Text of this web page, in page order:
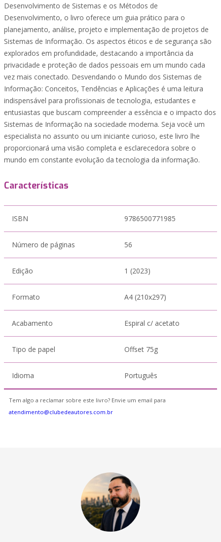
Desenvolvimento de Sistemas e os Métodos de
Desenvolvimento, o livro oferece um guia prático para o
planejamento, análise, projeto e implementação de projetos de
Sistemas de Informação. Os aspectos éticos e de segurança são
explorados em profundidade, destacando a importância da
privacidade e proteção de dados pessoais em um mundo cada
vez mais conectado. Desvendando o Mundo dos Sistemas de
Informação: Conceitos, Tendências e Aplicações é uma leitura
indispensável para profissionais de tecnologia, estudantes e
entusiastas que buscam compreender a essência e o impacto dos
Sistemas de Informação na sociedade moderna. Seja você um
especialista no assunto ou um iniciante curioso, este livro lhe
proporcionará uma visão completa e esclarecedora sobre o
mundo em constante evolução da tecnologia da informação.
Características
ISBN 9786500771985
Número de páginas 56
Edição 1 (2023)
Formato A4 (210x297)
Acabamento Espiral c/ acetato
Tipo de papel Offset 75g
Idioma Português
Tem algo a reclamar sobre este livro? Envie um email para
atendimento@clubedeautores.com.br